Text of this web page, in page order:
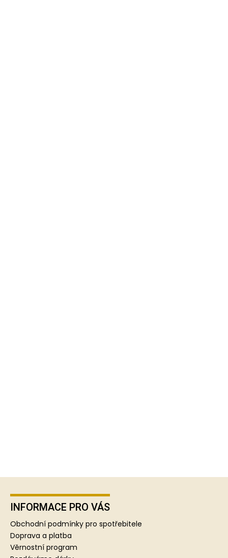
Z
INFORMACE PRO VÁS
Obchodní podmínky pro spotřebitele
Doprava a platba
Věrnostní program